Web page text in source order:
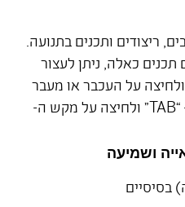
ריצודים ותכנים בתנועה.
כאלה, ניתן לעצור
על העכבר או מעבר
אליהם על ידי מקש ה- “TAB” ולחיצה על מקש ה-
ושמיעה
בסיסיים